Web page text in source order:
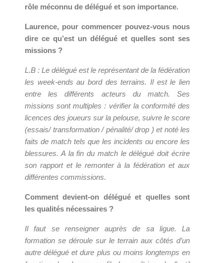
rôle méconnu de délégué et son importance.
Laurence, pour commencer pouvez-vous nous
dire ce qu’est un délégué et quelles sont ses
missions ?
L.B : Le délégué est le représentant de la fédération
les week-ends au bord des terrains. Il est le lien
entre les différents acteurs du match. Ses
missions sont multiples : vérifier la conformité des
licences des joueurs sur la pelouse, suivre le score
(essais/ transformation / pénalité/ drop ) et noté les
faits de match tels que les incidents ou encore les
blessures. A la fin du match le délégué doit écrire
son rapport et le remonter à la fédération et aux
différentes commissions.
Comment devient-on délégué et quelles sont
les qualités nécessaires ?
Il faut se renseigner auprès de sa ligue. La
formation se déroule sur le terrain aux côtés d’un
autre délégué et dure plus ou moins longtemps en